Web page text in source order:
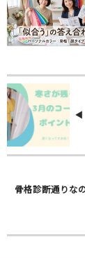
骨格診断通りな